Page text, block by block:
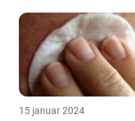
15 januar 2024